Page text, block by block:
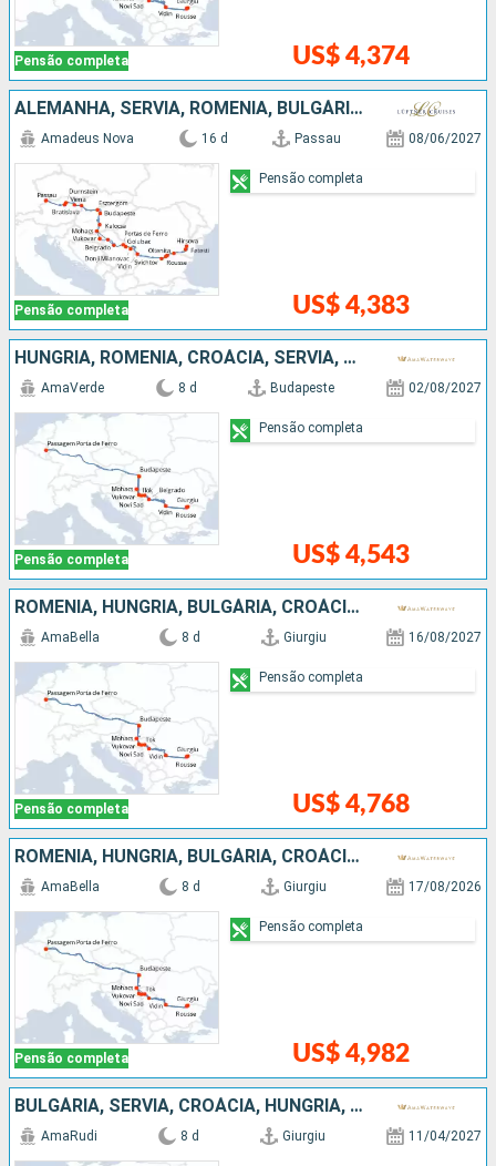
Pensão completa US$ 4,374
ALEMANHA, SÉRVIA, ROMÊNIA, BULGÁRIA, CROÁCIA, HUNGRIA, ESLOVÁQUIA, AUSTRIA
Pensão completa
Amadeus Nova 16 d Passau 08/06/2027
US$ 4,383
Pensão completa
HUNGRIA, ROMÊNIA, CROÁCIA, SÉRVIA, BULGÁRIA
Pensão completa
AmaVerde 8 d Budapeste 02/08/2027
US$ 4,543
Pensão completa
ROMÊNIA, HUNGRIA, BULGÁRIA, CROÁCIA, SÉRVIA
Pensão completa
AmaBella 8 d Giurgiu 16/08/2027
US$ 4,768
Pensão completa
ROMÊNIA, HUNGRIA, BULGÁRIA, CROÁCIA, SÉRVIA
Pensão completa
AmaBella 8 d Giurgiu 17/08/2026
US$ 4,982
Pensão completa
BULGÁRIA, SÉRVIA, CROÁCIA, HUNGRIA, ROMÊNIA
AmaRudi 8 d Giurgiu 11/04/2027